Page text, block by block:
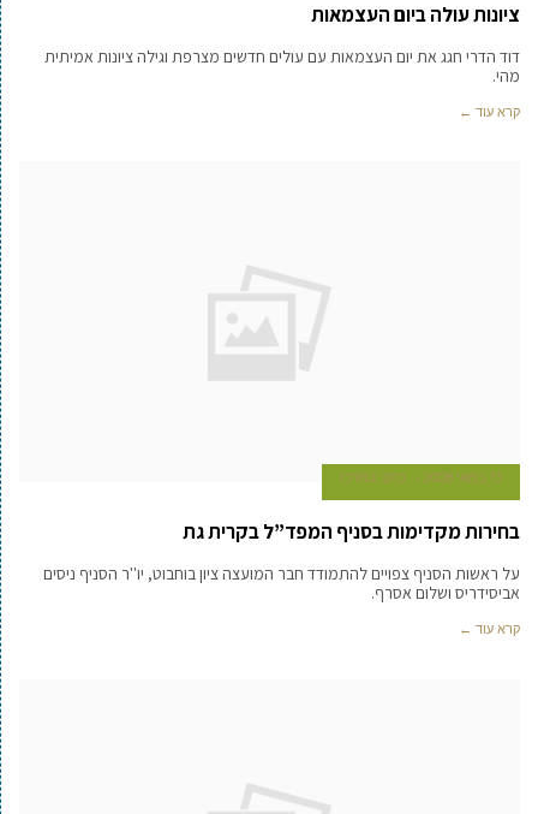
ציונות עולה ביום העצמאות
דוד הדרי חגג את יום העצמאות עם עולים חדשים מצרפת וגילה ציונות אמיתית
מהי.
קרא עוד ←
13 במאי 2008 כתב במרכז
בחירות מקדימות בסניף המפד”ל בקרית גת
על ראשות הסניף צפויים להתמודד חבר המועצה ציון בוחבוט, יו''ר הסניף ניסים
אביסידריס ושלום אסרף.
קרא עוד ←